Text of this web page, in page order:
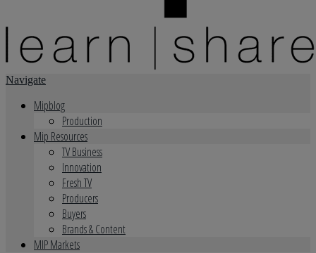
Navigate
Mipblog
Production
Mip Resources
TV Business
Innovation
Fresh TV
Producers
Buyers
Brands & Content
MIP Markets